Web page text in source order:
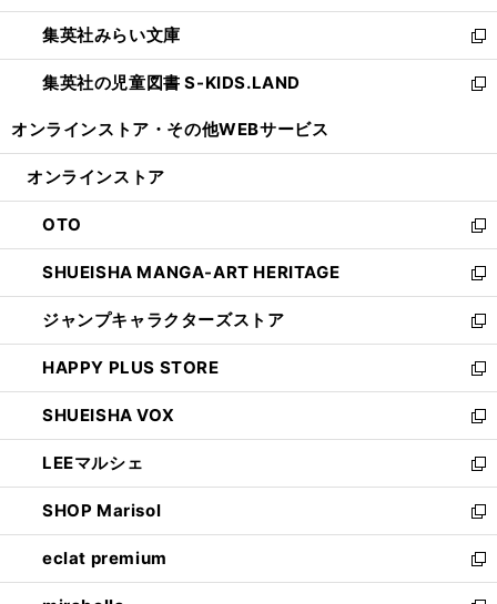
開
く
ウ
で
開
く
ン
ド
ウ
で
ウ
ィ
ン
ド
開
集英社みらい文庫
新
し
い
ン
ウ
で
開
く
集英社の児童図書 S-KIDS.LAND
新
ウ
ン
ド
ウ
で
開
く
オンラインストア・ その他WEBサービス
オンラインストア
OTO
新
し
い
ウ
ィ
ン
ド
ウ
で
開
く
SHUEISHA MANGA-ART HERITAGE
新
し
い
ウ
ィ
ン
ド
ウ
で
開
く
ジャンプキャラクターズストア
新
し
い
ウ
ィ
ン
ド
ウ
で
開
く
HAPPY PLUS STORE
新
し
い
ウ
ィ
ン
ド
ウ
で
開
SHUEISHA VOX
新
し
い
ウ
ィ
ン
ド
ウ
LEEマルシェ
新
し
い
ウ
ィ
ン
SHOP Marisol
新
し
い
ウ
eclat premium
新
し